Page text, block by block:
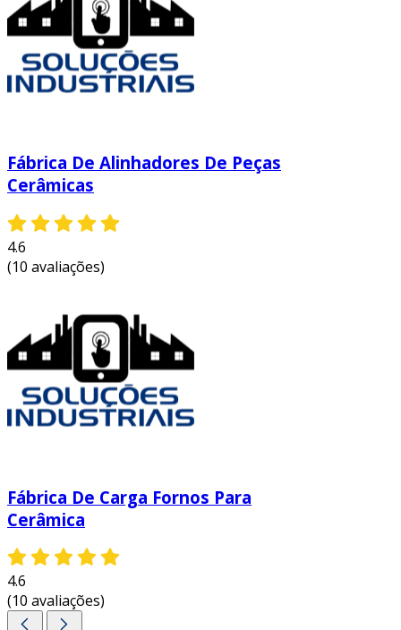
abordando uma solução eficaz para embelezar
seus ambientes.
Fábrica De Alinhadores De Peças
Cerâmicas
4.6
(10 avaliações)
Fábrica De Carga Fornos Para
Cerâmica
4.6
(10 avaliações)